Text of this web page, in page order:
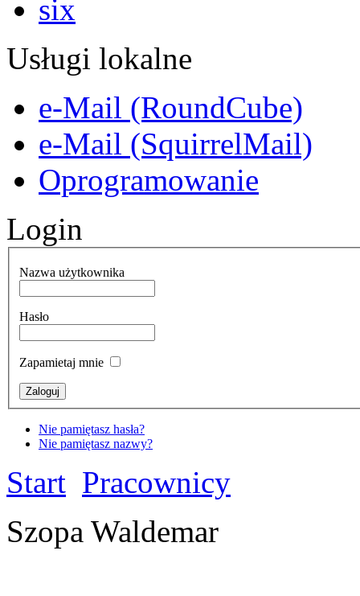
Usługi lokalne
e-Mail (RoundCube)
e-Mail (SquirrelMail)
Oprogramowanie
Login
Nazwa użytkownika
Hasło
Zapamietaj mnie
Nie pamiętasz hasła?
Nie pamiętasz nazwy?
Start Pracownicy
Szopa Waldemar